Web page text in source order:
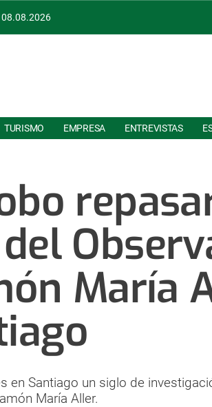
08.08.2026
TURISMO EMPRESA ENTREVISTAS
María
en Santiago un siglo de
María Aller.